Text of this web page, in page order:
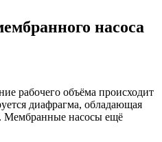
насоса
рабочего объёма происходит
диафрагма, обладающая
Мембранные насосы ещё